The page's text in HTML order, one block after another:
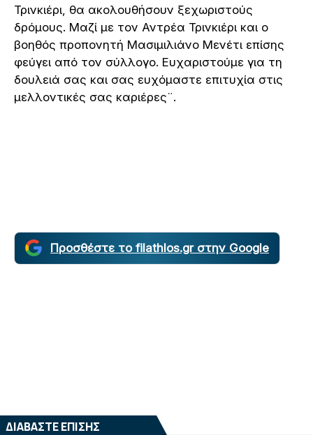
Τρινκιέρι, θα ακολουθήσουν ξεχωριστούς
δρόμους. Μαζί με τον Αντρέα Τρινκιέρι και ο
βοηθός προπονητή Μασιμιλιάνο Μενέτι επίσης
φεύγει από τον σύλλογο. Ευχαριστούμε για τη
δουλειά σας και σας ευχόμαστε επιτυχία στις
μελλοντικές σας καριέρες¨.
Προσθέστε το filathlos.gr στην Google
ΔΙΑΒΑΣΤΕ ΕΠΙΣΗΣ